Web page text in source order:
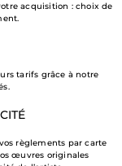
acquisition : choix de
tarifs grâce à notre
règlements par carte
œuvres originales